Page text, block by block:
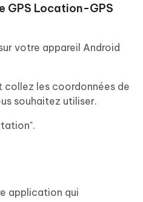
GPS Location-GPS
votre appareil Android
collez les coordonnées de
souhaitez utiliser.
application qui